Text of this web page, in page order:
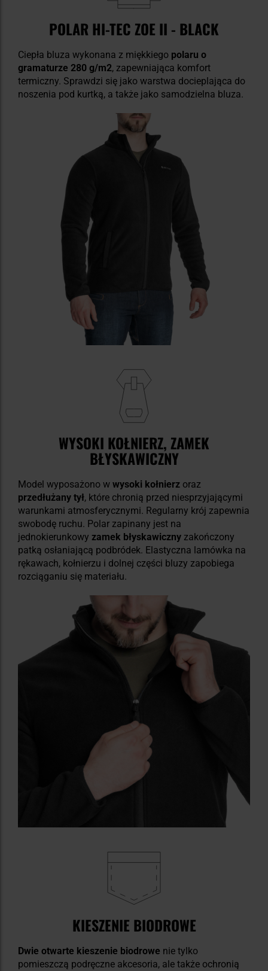
POLAR HI-TEC ZOE II - BLACK
Ciepła bluza wykonana z miękkiego polaru o
gramaturze 280 g/m2, zapewniająca komfort
termiczny. Sprawdzi się jako warstwa docieplająca do
noszenia pod kurtką, a także jako samodzielna bluza.
WYSOKI KOŁNIERZ, ZAMEK
BŁYSKAWICZNY
Model wyposażono w wysoki kołnierz oraz
przedłużany tył, które chronią przed niesprzyjającymi
warunkami atmosferycznymi. Regularny krój zapewnia
swobodę ruchu. Polar zapinany jest na
jednokierunkowy zamek błyskawiczny zakończony
patką osłaniającą podbródek. Elastyczna lamówka na
rękawach, kołnierzu i dolnej części bluzy zapobiega
rozciąganiu się materiału.
KIESZENIE BIODROWE
Dwie otwarte kieszenie biodrowe nie tylko
pomieszczą podręczne akcesoria, ale także ochronią